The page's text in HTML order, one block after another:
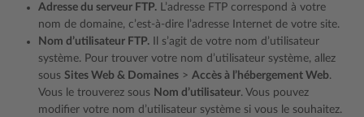
Adresse du serveur FTP. L’adresse FTP correspond à votre
nom de domaine, c’est-à-dire l’adresse Internet de votre site.
Nom d’utilisateur FTP. Il s’agit de votre nom d’utilisateur
système. Pour trouver votre nom d’utilisateur système, allez
sous Sites Web & Domaines > Accès à l’hébergement Web.
Vous le trouverez sous Nom d’utilisateur. Vous pouvez
modifier votre nom d’utilisateur système si vous le souhaitez.